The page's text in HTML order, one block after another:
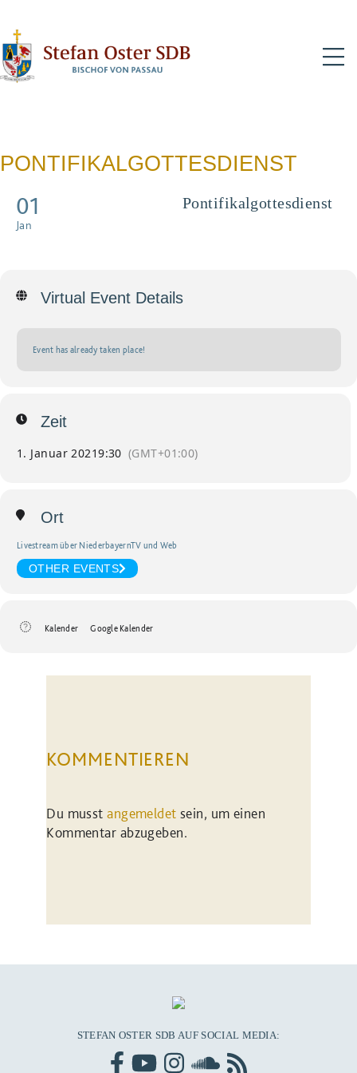
PONTIFIKALGOTTESDIENST
01
Jan
Pontifikalgottesdienst
Virtual Event Details
Event has already taken place!
Zeit
1. Januar 20219:30 (GMT+01:00)
Ort
Livestream über NiederbayernTV und Web
OTHER EVENTS
Kalender Google Kalender
KOMMENTIEREN
Du musstangemeldet sein, um einen
Kommentar abzugeben.
STEFAN OSTER SDB AUF SOCIAL MEDIA: